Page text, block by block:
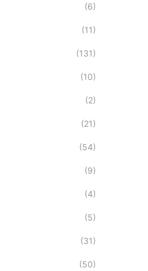
(6)
(11)
(131)
(10)
(2)
(21)
(54)
(9)
(4)
(5)
(31)
(50)